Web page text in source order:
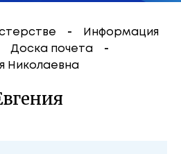
Информация
Доска почета
Николаевна